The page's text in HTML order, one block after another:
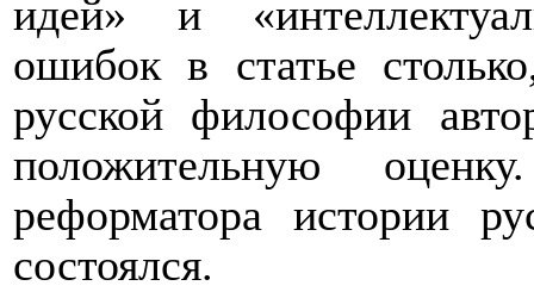
идей» и
ошибок в статье
русской философии
положительную
реформатора истории
состоялся.